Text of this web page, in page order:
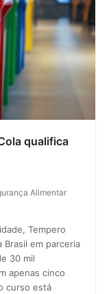
qualifica
Alimentar
Tempero
Brasil em parceria
30 mil
apenas cinco
curso está